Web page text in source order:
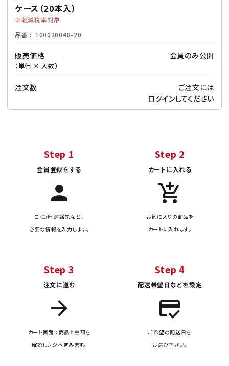
ケース（20本入）
軽減税率対象
品番
100020048-20
販売価格
（単価 × 入数）
会員のみ公開
注文数
ご注文には
ログインしてください
Step 1
会員登録をする
person
ご住所・連絡先など、
必要な情報を入力します。
Step 2
カートに入れる
add_shopping_cart
お気に入りの商品を
カートに入れます。
Step 3
注文に進む
arrow_forward
カート画面で商品と金額を
確認しレジへ進みます。
Step 4
配送希望日などを設定
credit_score
ご希望の配送日を
お選び下さい。